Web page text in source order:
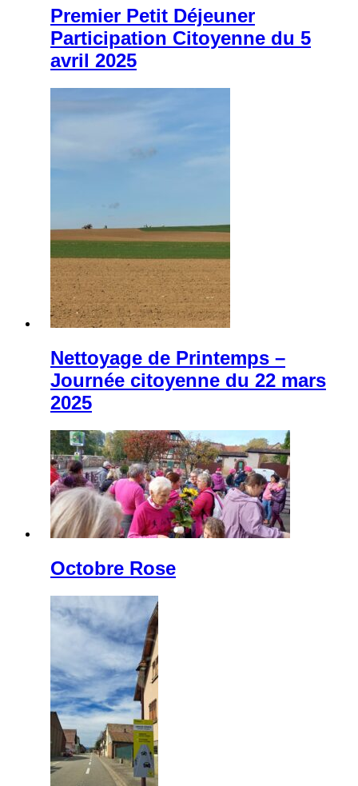
Premier Petit Déjeuner
Participation Citoyenne du 5
avril 2025
Nettoyage de Printemps –
Journée citoyenne du 22 mars
2025
Octobre Rose